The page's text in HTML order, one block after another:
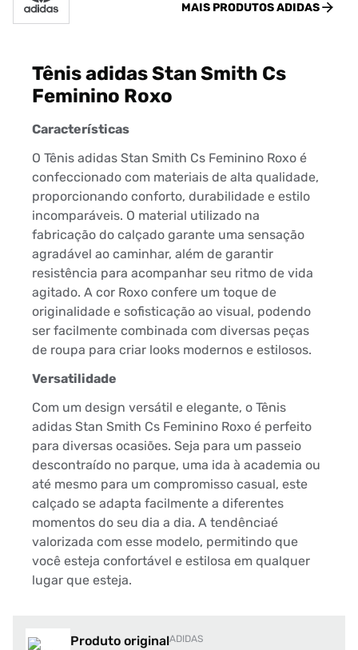
MAIS PRODUTOSADIDAS
Tênis adidas Stan Smith Cs
Feminino Roxo
Características
O Tênis adidas Stan Smith Cs Feminino Roxo é
confeccionado com materiais de alta qualidade,
proporcionando conforto, durabilidade e estilo
incomparáveis. O material utilizado na
fabricação do calçado garante uma sensação
agradável ao caminhar, além de garantir
resistência para acompanhar seu ritmo de vida
agitado. A cor Roxo confere um toque de
originalidade e sofisticação ao visual, podendo
ser facilmente combinada com diversas peças
de roupa para criar looks modernos e estilosos.
Versatilidade
Com um design versátil e elegante, o Tênis
adidas Stan Smith Cs Feminino Roxo é perfeito
para diversas ocasiões. Seja para um passeio
descontraído no parque, uma ida à academia ou
até mesmo para um compromisso casual, este
calçado se adapta facilmente a diferentes
momentos do seu dia a dia. A tendênciaé
valorizada com esse modelo, permitindo que
você esteja confortável e estilosa em qualquer
lugar que esteja.
Produto originalADIDAS